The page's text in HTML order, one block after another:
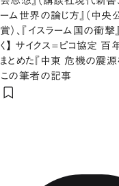
ーム世界の論じ方』（中央
賞）、『イスラーム国の衝
く】 サイクス=ピコ協定
まとめた『中東 危機の震源
この筆者の記事